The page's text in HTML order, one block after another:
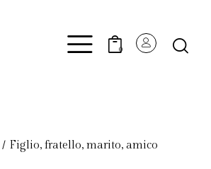
0
Figlio, fratello, marito, amico